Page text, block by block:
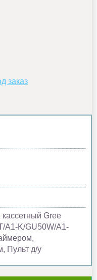
заказ
Gree
A1-K/GU50W/A1-
Пульт д/у